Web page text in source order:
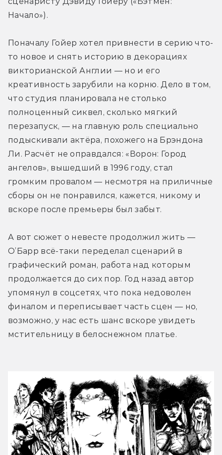
Начало»).
Поначалу Гойер хотел привнести в серию что-
то новое и снять историю в декорациях
викторианской Англии — но и его
креативность зарубили на корню. Дело в том,
что студия планировала не столько
полноценный сиквел, сколько мягкий
перезапуск, — на главную роль специально
подыскивали актёра, похожего на Брэндона
Ли. Расчёт не оправдался: «Ворон: Город
ангелов», вышедший в 1996 году, стал
громким провалом — несмотря на приличные
сборы он не понравился, кажется, никому и
вскоре после премьеры был забыт.
А вот сюжет о невесте продолжил жить —
О’Барр всё-таки переделал сценарий в
графический роман, работа над которым
продолжается до сих пор. Год назад автор
упомянул в соцсетях, что пока недоволен
финалом и переписывает часть сцен — но,
возможно, у нас есть шанс вскоре увидеть
мстительницу в белоснежном платье.